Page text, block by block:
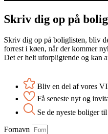
Skriv dig op på
Skriv dig op på boliglisten, bliv
forrest i køen, når der kommer
Det er helt uforpligtende og kan
Bliv en del af vores
Få seneste nyt og
Se de nyeste boliger
Fornavn